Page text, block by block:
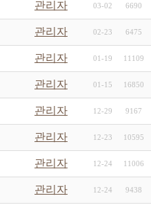
관리자 03-02 6690
관리자 02-23 6475
관리자 01-19 11109
관리자 01-15 16850
관리자 12-29 9167
관리자 12-23 10595
관리자 12-24 11006
관리자 12-24 9438